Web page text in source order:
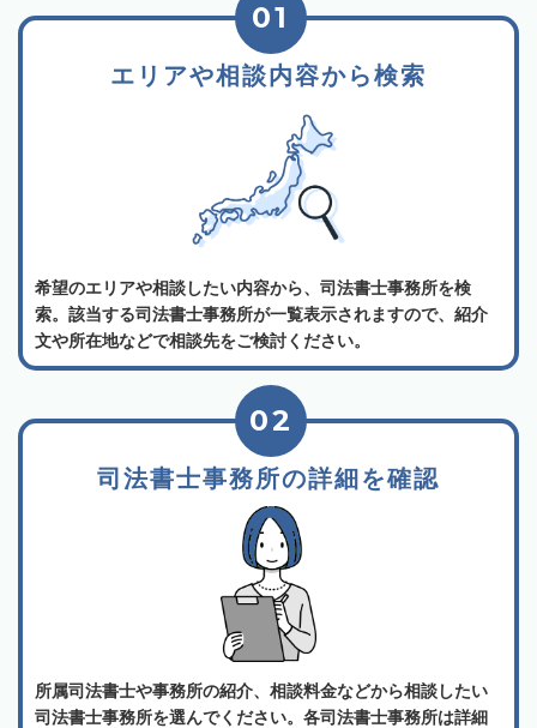
エリアや相談内容から検索
01
希望のエリアや相談したい内容から、司法書士事務所を検
索。該当する司法書士事務所が一覧表示されますので、紹介
文や所在地などで相談先をご検討ください。
司法書士事務所の詳細を確認
02
所属司法書士や事務所の紹介、相談料金などから相談したい
司法書士事務所を選んでください。各司法書士事務所は詳細